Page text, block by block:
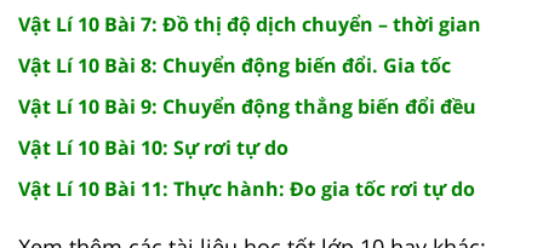
Vật Lí 10 Bài 7: Đồ thị độ dịch chuyển – thời gian
Vật Lí 10 Bài 8: Chuyển động biến đổi. Gia tốc
Vật Lí 10 Bài 9: Chuyển động thẳng biến đổi đều
Vật Lí 10 Bài 10: Sự rơi tự do
Vật Lí 10 Bài 11: Thực hành: Đo gia tốc rơi tự do